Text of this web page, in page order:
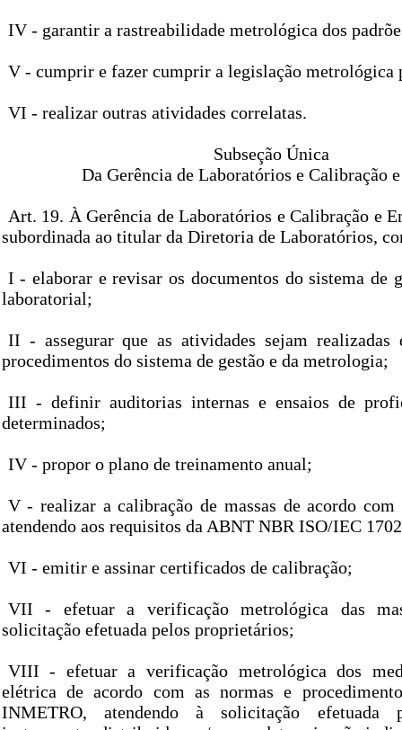
IV - garantir a rastreabilidade metrológica dos
V - cumprir e fazer cumprir a legislação metrológica
VI - realizar outras atividades correlatas.
Subseção Única
Da Gerência de Laboratórios e Calibração
Art. 19. À Gerência de Laboratórios e Calibração e
subordinada ao titular da Diretoria de Laboratórios,
I - elaborar e revisar os documentos do sistema de
laboratorial;
II - assegurar que as atividades sejam realizadas
procedimentos do sistema de gestão e da metrologia;
III - definir auditorias internas e ensaios de
determinados;
IV - propor o plano de treinamento anual;
V - realizar a calibração de massas de acordo
atendendo aos requisitos da ABNT NBR ISO/IEC
VI - emitir e assinar certificados de calibração;
VII - efetuar a verificação metrológica das
solicitação efetuada pelos proprietários;
VIII - efetuar a verificação metrológica dos
elétrica de acordo com as normas e
INMETRO, atendendo à solicitação efetuada